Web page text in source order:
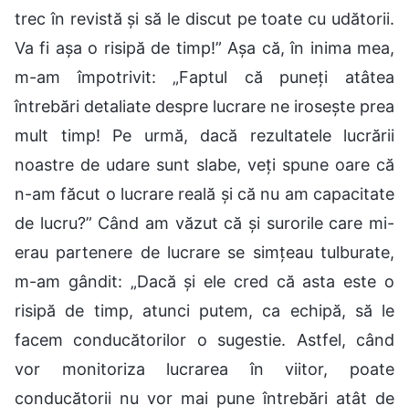
trec în revistă și să le discut pe toate cu udătorii.
Va fi așa o risipă de timp!” Așa că, în inima mea,
m-am împotrivit: „Faptul că puneți atâtea
întrebări detaliate despre lucrare ne irosește prea
mult timp! Pe urmă, dacă rezultatele lucrării
noastre de udare sunt slabe, veți spune oare că
n-am făcut o lucrare reală și că nu am capacitate
de lucru?” Când am văzut că și surorile care mi-
erau partenere de lucrare se simțeau tulburate,
m-am gândit: „Dacă și ele cred că asta este o
risipă de timp, atunci putem, ca echipă, să le
facem conducătorilor o sugestie. Astfel, când
vor monitoriza lucrarea în viitor, poate
conducătorii nu vor mai pune întrebări atât de